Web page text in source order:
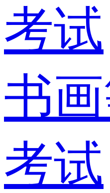
考试
书
考试